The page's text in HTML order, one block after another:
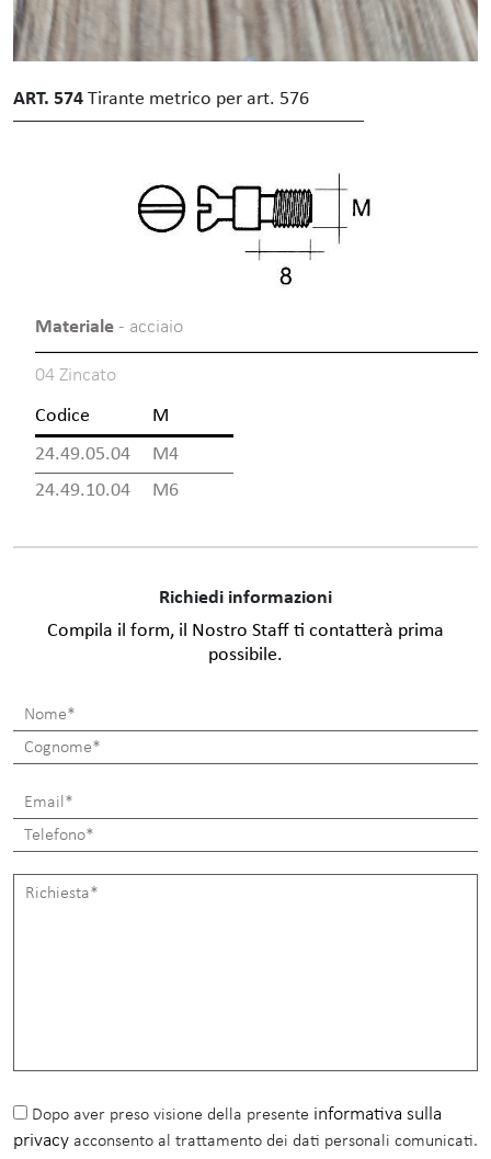
ART. 574 Tirante metrico per art. 576
Materiale - acciaio
04 Zincato
Codice
M
24.49.05.04
M4
24.49.10.04
M6
Richiedi informazioni
Compila il form, il Nostro Staff ti contatterà prima
possibile.
Dopo aver preso visione della presente informativa sulla
privacy acconsento al trattamento dei dati personali comunicati.